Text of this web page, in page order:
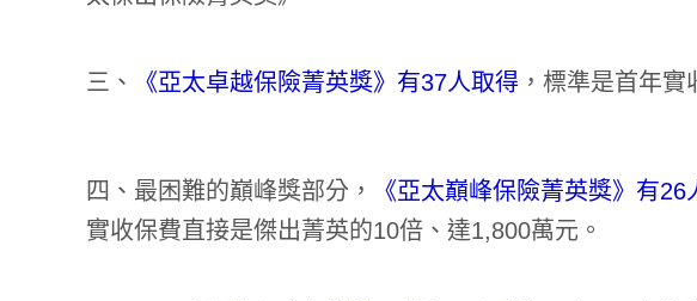
三、 《亞太卓越保險菁英獎》有37人取得 ，標準是首年實
四、最困難的巔峰獎部分， 《亞太巔峰保險菁英獎》有26
實收保費直接是傑出菁英的10倍、達1,800萬元。